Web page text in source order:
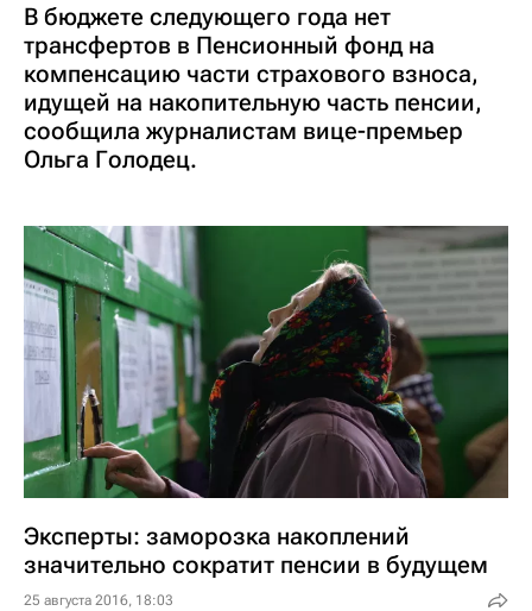
В бюджете следующего года нет
трансфертов в Пенсионный фонд на
компенсацию части страхового взноса,
идущей на накопительную часть пенсии,
сообщила журналистам вице-премьер
Ольга Голодец.
Эксперты: заморозка накоплений
значительно сократит пенсии в будущем
25 августа 2016, 18:03